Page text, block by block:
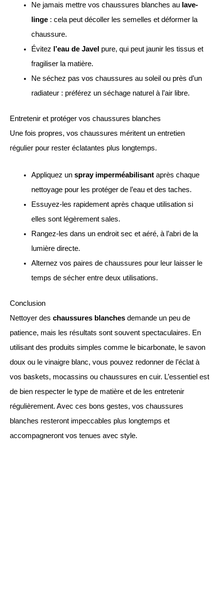
Ne jamais mettre vos chaussures blanches au lave-
linge: cela peut décoller les semelles et déformer la
chaussure.
Évitez
l’eau de Javel pure, qui peut jaunir les tissus et
fragiliser la matière.
Ne séchez pas vos chaussures au soleil ou près d’un
radiateur : préférez un séchage naturel à l’air libre.
Entretenir et protéger vos chaussures blanches
Une fois propres, vos chaussures méritent un entretien
régulier pour rester éclatantes plus longtemps.
Appliquez un spray imperméabilisantaprès chaque
nettoyage pour les protéger de l’eau et des taches.
Essuyez-les rapidement après chaque utilisation si
elles sont légèrement sales.
Rangez-les dans un endroit sec et aéré, à l’abri de la
lumière directe.
Alternez vos paires de chaussures pour leur laisser le
temps de sécher entre deux utilisations.
Conclusion
Nettoyer des chaussures blanches demande un peu de
patience, mais les résultats sont souvent spectaculaires. En
utilisant des produits simples comme le bicarbonate, le savon
doux ou le vinaigre blanc, vous pouvez redonner de l’éclat à
vos baskets, mocassins ou chaussures en cuir. L’essentiel est
de bien respecter le type de matière et de les entretenir
régulièrement. Avec ces bons gestes, vos chaussures
blanches resteront impeccables plus longtemps et
accompagneront vos tenues avec style.